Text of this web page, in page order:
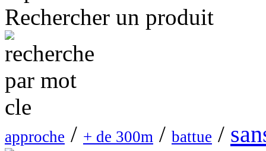
Rechercher un produit
approche / + de 300m / battue /